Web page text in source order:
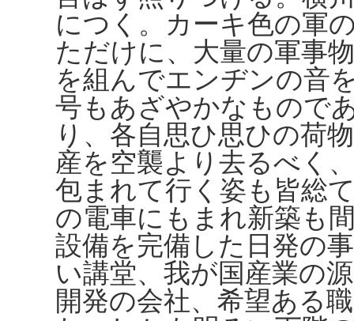
につく。カーキ色の軍
ただけに、大量の軍事
を組んでエンヂンの音
号もあざやかなもので
り、各自思ひ思ひの荷
産を空襲より去るべく
包まれて行く姿も皆総
の電車にもまれ新築も
設備を完備した日発の
い講堂、我が国産業の
開発の会社、希望ある